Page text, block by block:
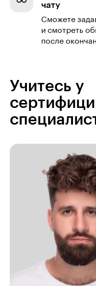
чату
Сможете
и смотреть
после
Учитесь у